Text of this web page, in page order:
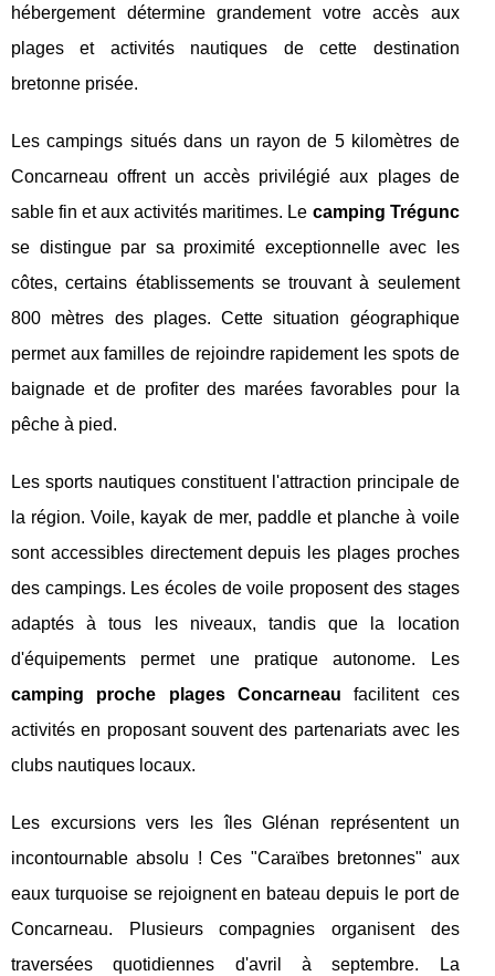
hébergement détermine grandement votre accès aux
plages et activités nautiques de cette destination
bretonne prisée.
Les campings situés dans un rayon de 5 kilomètres de
Concarneau offrent un accès privilégié aux plages de
sable fin et aux activités maritimes. Le camping Trégunc
se distingue par sa proximité exceptionnelle avec les
côtes, certains établissements se trouvant à seulement
800 mètres des plages. Cette situation géographique
permet aux familles de rejoindre rapidement les spots de
baignade et de profiter des marées favorables pour la
pêche à pied.
Les sports nautiques constituent l'attraction principale de
la région. Voile, kayak de mer, paddle et planche à voile
sont accessibles directement depuis les plages proches
des campings. Les écoles de voile proposent des stages
adaptés à tous les niveaux, tandis que la location
d'équipements permet une pratique autonome. Les
camping proche plages Concarneau facilitent ces
activités en proposant souvent des partenariats avec les
clubs nautiques locaux.
Les excursions vers les îles Glénan représentent un
incontournable absolu ! Ces "Caraïbes bretonnes" aux
eaux turquoise se rejoignent en bateau depuis le port de
Concarneau. Plusieurs compagnies organisent des
traversées quotidiennes d'avril à septembre. La